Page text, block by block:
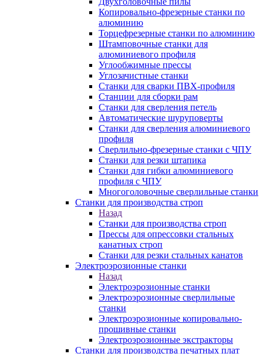
Копировально-фрезерные станки по
алюминию
Торцефрезерные станки по алюминию
Штамповочные станки для
алюминиевого профиля
Углообжимные прессы
Углозачистные станки
Станки для сварки ПВХ-профиля
Станции для сборки рам
Станки для сверления петель
Автоматические шуруповерты
Станки для сверления алюминиевого
профиля
Сверлильно-фрезерные станки с ЧПУ
Станки для резки штапика
Станки для гибки алюминиевого
профиля с ЧПУ
Многоголовочные сверлильные станки
Станки для производства строп
Назад
Станки для производства строп
Прессы для опрессовки стальных
канатных строп
Станки для резки стальных канатов
Электроэрозионные станки
Назад
Электроэрозионные станки
Электроэрозионные сверлильные
станки
Электроэрозионные копировально-
прошивные станки
Электроэрозионные экстракторы
Станки для производства печатных плат